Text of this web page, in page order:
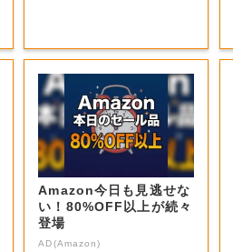
Amazon今日も見逃せな
い！80%OFF以上が続々
登場
AD(Amazon)